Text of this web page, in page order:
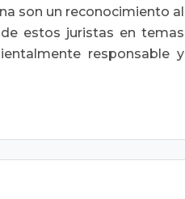
son un reconocimiento al
estos juristas en temas
responsable y